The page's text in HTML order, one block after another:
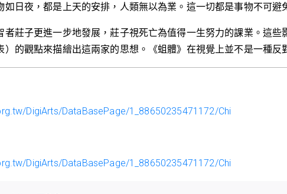
如日夜，都是上天的安排，人類無以為業。這一切都是事物不可避
者莊子更進一步地發展，莊子視死亡為值得一生努力的課業。這
）的觀點來描繪出這兩家的思想。《蛆體》在視覺上並不是一種
DigiArts/DataBasePage/1_88650235471172/Chi
DigiArts/DataBasePage/1_88650235471172/Chi